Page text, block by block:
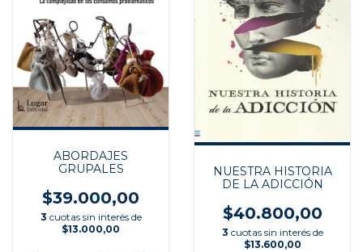
ABORDAJES
GRUPALES
$39.000,00
3 cuotas sin interés de
$13.000,00
NUESTRA HISTORIA
DE LA ADICCIÓN
$40.800,00
3 cuotas sin interés de
$13.600,00